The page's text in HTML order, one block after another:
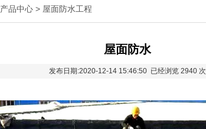
产品中心 > 屋面防水工程
屋面防水
发布日期:2020-12-14 15:46:50 已经浏览 2940 次